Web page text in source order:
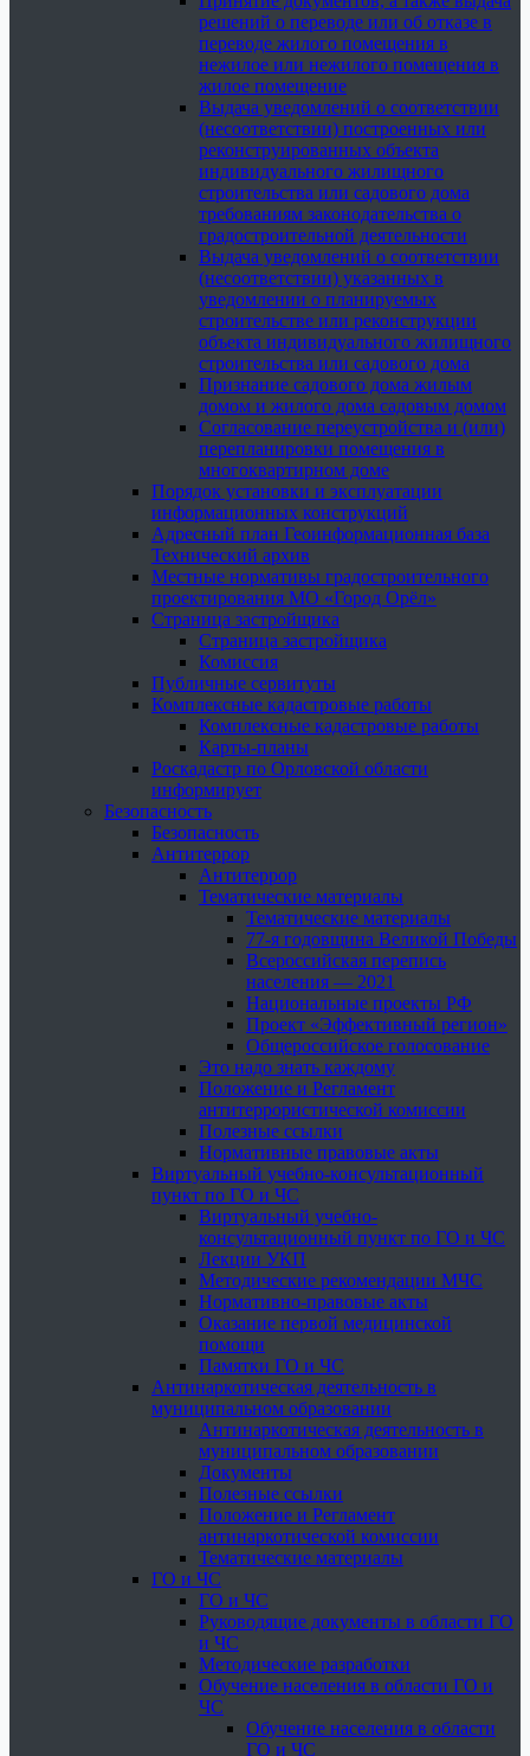
решений о переводе или об отказе в
переводе жилого помещения в
нежилое или нежилого помещения в
жилое помещение
Выдача уведомлений о соответствии
(несоответствии) построенных или
реконструированных объекта
индивидуального жилищного
строительства или садового дома
требованиям законодательства о
градостроительной деятельности
Выдача уведомлений о соответствии
(несоответствии) указанных в
уведомлении о планируемых
строительстве или реконструкции
объекта индивидуального жилищного
строительства или садового дома
Признание садового дома жилым
домом и жилого дома садовым домом
Согласование переустройства и (или)
перепланировки помещения в
многоквартирном доме
Порядок установки и эксплуатации
информационных конструкций
Адресный план Геоинформационная база
Технический архив
Местные нормативы градостроительного
проектирования МО «Город Орёл»
Страница застройщика
Страница застройщика
Комиссия
Публичные сервитуты
Комплексные кадастровые работы
Комплексные кадастровые работы
Карты-планы
Роскадастр по Орловской области
информирует
Безопасность
Безопасность
Антитеррор
Антитеррор
Тематические материалы
Тематические материалы
77-я годовщина Великой Победы
Всероссийская перепись
населения — 2021
Национальные проекты РФ
Проект «Эффективный регион»
Общероссийское голосование
Это надо знать каждому
Положение и Регламент
антитеррористической комиссии
Полезные ссылки
Нормативные правовые акты
Виртуальный учебно-консультационный
пункт по ГО и ЧС
Виртуальный учебно-
консультационный пункт по ГО и ЧС
Лекции УКП
Методические рекомендации МЧС
Нормативно-правовые акты
Оказание первой медицинской
помощи
Памятки ГО и ЧС
Антинаркотическая деятельность в
муниципальном образовании
Антинаркотическая деятельность в
муниципальном образовании
Документы
Полезные ссылки
Положение и Регламент
антинаркотической комиссии
Тематические материалы
ГО и ЧС
ГО и ЧС
Руководящие документы в области ГО
и ЧС
Методические разработки
Обучение населения в области ГО и
ЧС
Обучение населения в области
ГО и ЧС